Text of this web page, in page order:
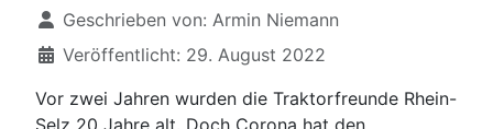
DetailsGeschrieben von: Armin Niemann
Veröffentlicht: 29. August 2022
Vor zwei Jahren wurden die Traktorfreunde Rhein-